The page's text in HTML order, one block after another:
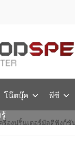
โน๊ตบุ๊ค พีซี
รื่องปริ้นเตอร์มัลติฟังก์ชั